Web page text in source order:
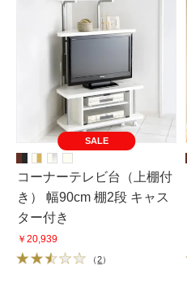
SALE
コーナーテレビ台（上棚付
き） 幅90cm 棚2段 キャス
ター付き
￥20,939
（2）